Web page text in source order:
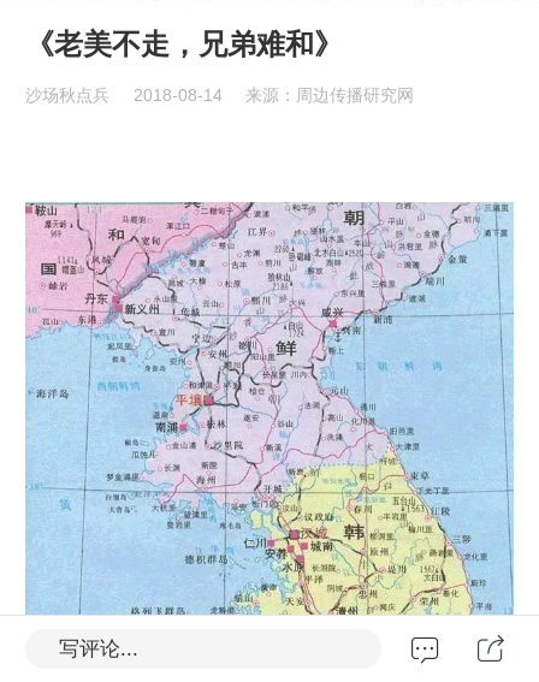
《老美不走，兄弟难和》
沙场秋点兵 2018-08-14 来源：周边传播研究网
写评论...